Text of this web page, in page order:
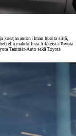
koeajaa auton ilman huolta siitä,
mahdollista liikkeistä Toyota
Tammer-Auto sekä Toyota